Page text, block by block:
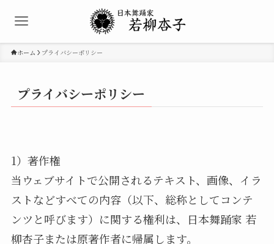
ホーム プライバシーポリシー
プライバシーポリシー
1）著作権
当ウェブサイトで公開されるテキスト、画像、イラ
ストなどすべての内容（以下、総称としてコンテ
ンツと呼びます）に関する権利は、日本舞踊家 若
柳杏子または原著作者に帰属します。